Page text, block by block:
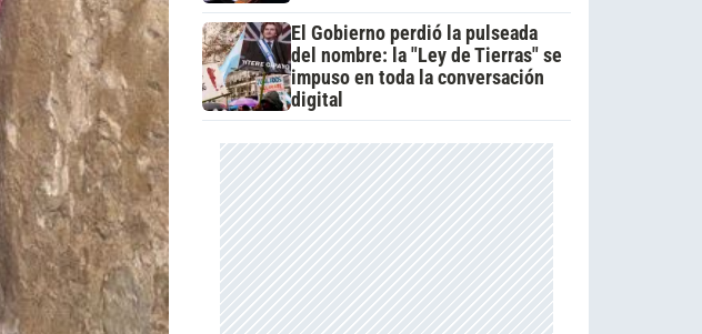
El Gobierno perdió la pulseada
del nombre: la "Ley de Tierras" se
impuso en toda la conversación
digital